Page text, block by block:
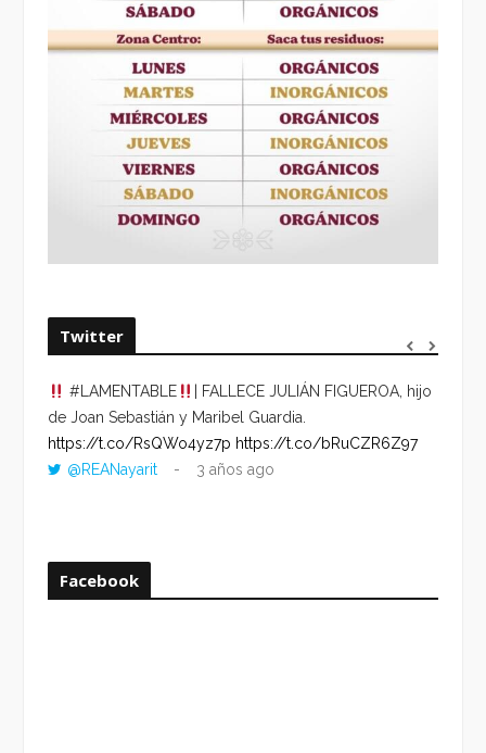
Twitter
#LAMENTABLE
| FALLECE JULIÁN FIGUEROA, hijo
de Joan Sebastián y Maribel Guardia.
https://t.co/RsQWo4yz7p https://t.co/bRuCZR6Z97
@REANayarit
3 años ago
Facebook